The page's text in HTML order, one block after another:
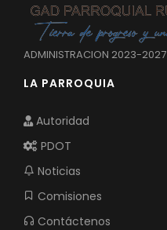
ADMINISTRACION 2023-2027
LA PARROQUIA
Autoridad
PDOT
Noticias
Comisiones
Contáctenos